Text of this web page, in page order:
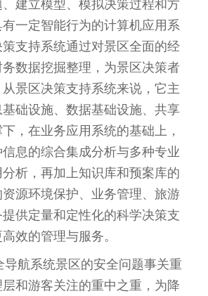
建立模型、模拟决策过程和方
一定智能行为的计算机应用系
支持系统通过对景区全面的经
数据挖掘整理，为景区决策者
景区决策支持系统来说，它主
础设施、数据基础设施、共享
，在业务应用系统的基础上，
息的综合集成分析与多种专业
析，再加上知识库和预案库的
源环境保护、业务管理、旅游
供定量和定性化的科学决策支
效的管理与服务。
导航系统景区的安全问题事关重
和游客关注的重中之重，为降